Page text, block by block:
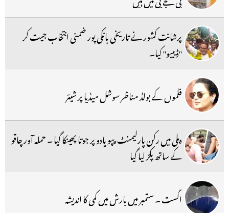
پرشانت کشور نے تاریخی بانکی پور ضمنی انتخاب جیت کر
''ڈیبیو'' کیا۔
فلموں کے بولڈ مناظر سوشل میڈیا پر شیئر
دہلی میں رکن پارلیمنٹ پپو یادو پر جوتا پھینکا گیا ۔ حملہ آور چاقو
کے ساتھ پکڑ لیا گیا
اگست ۔ ستمبر میں بارش میں کمی کا اندیشہ